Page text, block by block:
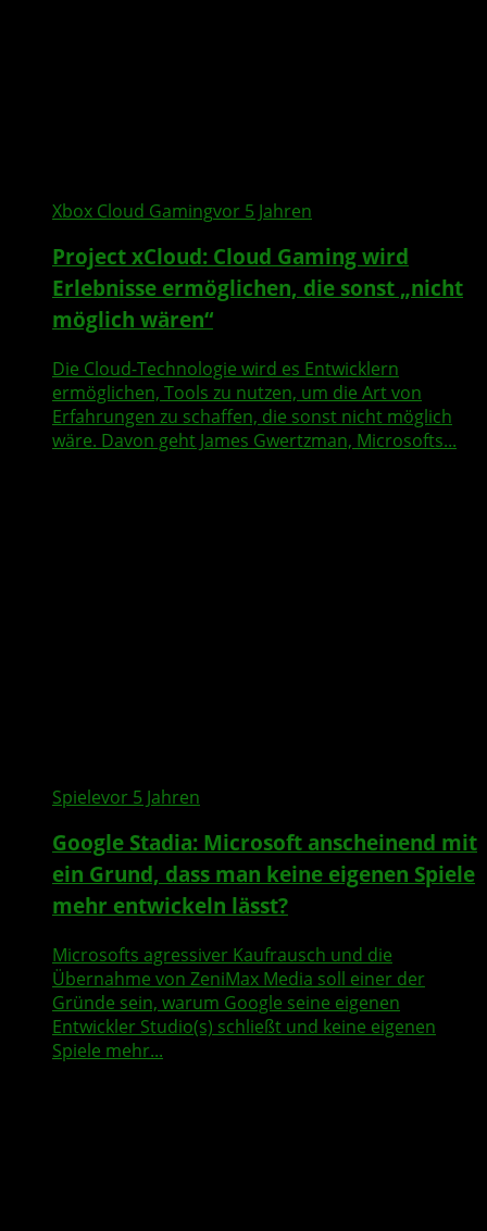
Xbox Cloud Gamingvor 5 Jahren
Project xCloud: Cloud Gaming wird
Erlebnisse ermöglichen, die sonst „nicht
möglich wären“
Die Cloud-Technologie wird es Entwicklern
ermöglichen, Tools zu nutzen, um die Art von
Erfahrungen zu schaffen, die sonst nicht möglich
wäre. Davon geht James Gwertzman, Microsofts...
Spielevor 5 Jahren
Google Stadia: Microsoft anscheinend mit
ein Grund, dass man keine eigenen Spiele
mehr entwickeln lässt?
Microsofts agressiver Kaufrausch und die
Übernahme von ZeniMax Media soll einer der
Gründe sein, warum Google seine eigenen
Entwickler Studio(s) schließt und keine eigenen
Spiele mehr...